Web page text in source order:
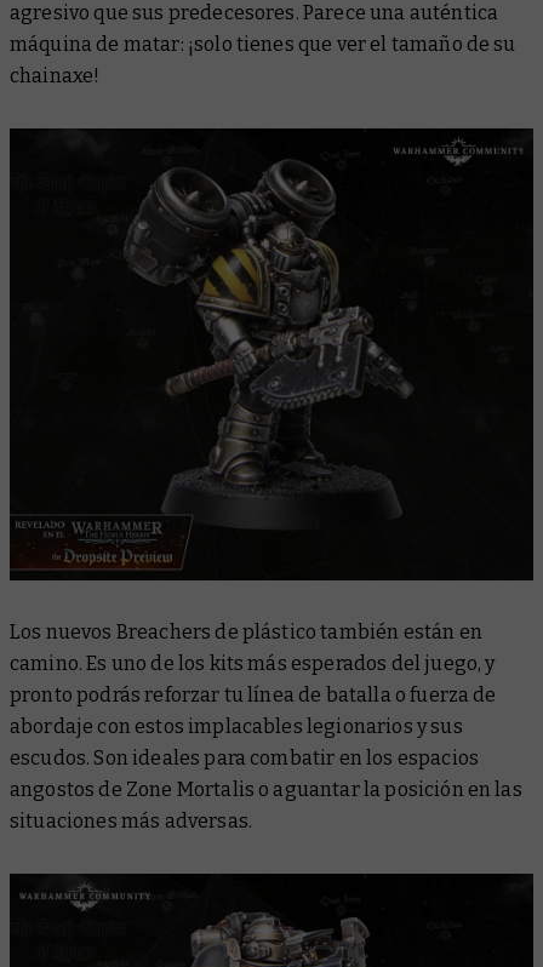
agresivo que sus predecesores. Parece una auténtica
máquina de matar: ¡solo tienes que ver el tamaño de su
chainaxe!
Los nuevos Breachers de plástico también están en
camino. Es uno de los kits más esperados del juego, y
pronto podrás reforzar tu línea de batalla o fuerza de
abordaje con estos implacables legionarios y sus
escudos. Son ideales para combatir en los espacios
angostos de Zone Mortalis o aguantar la posición en las
situaciones más adversas.